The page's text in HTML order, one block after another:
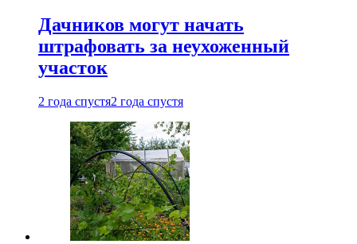
Дачников могут начать
штрафовать за неухоженный
участок
2 года спустя2 года спустя